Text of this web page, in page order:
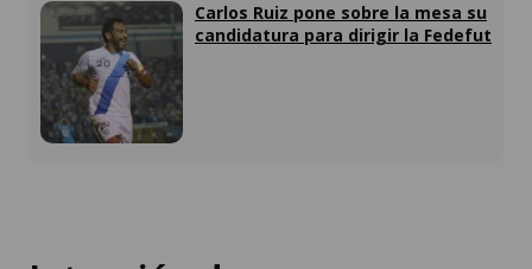
Carlos Ruiz pone sobre la mesa su
candidatura para dirigir la Fedefut